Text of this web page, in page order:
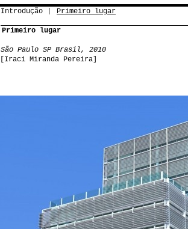
Introdução Primeiro lugar
Primeiro lugar
São Paulo SP Brasil, 2010
[Iraci Miranda Pereira]